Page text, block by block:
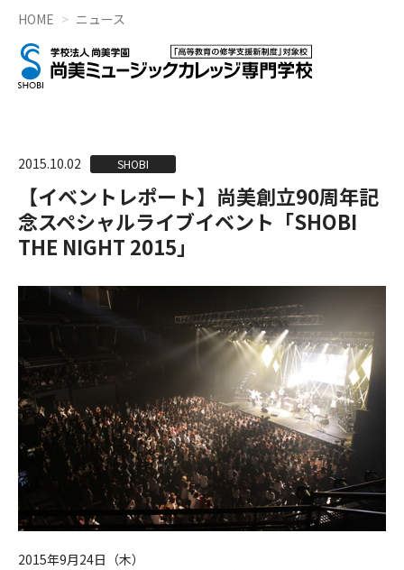
HOME ニュース
2015.10.02 SHOBI
【イベントレポート】尚美創立90周年記
念スペシャルライブイベント「SHOBI
THE NIGHT 2015」
2015年9月24日（木）